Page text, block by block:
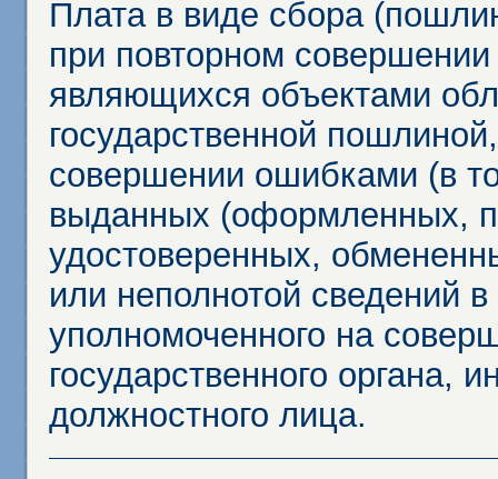
Плата в виде сбора
при повторном
являющихся объектами
государственной
совершении ошибками (в
выданных (оформленных,
удостоверенных,
или неполнотой сведений
уполномоченного на
государственного органа,
должностного лица.